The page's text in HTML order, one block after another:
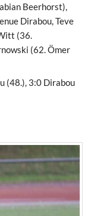
Beerhorst),
Dirabou, Teve
(36.
(62. Ömer
(48.), 3:0 Dirabou